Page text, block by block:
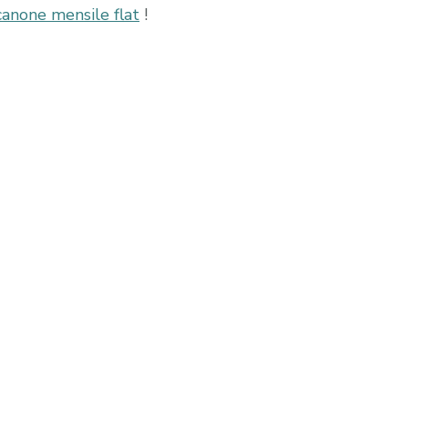
mensile flat !